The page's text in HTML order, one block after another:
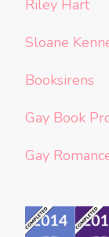
Riley Hart
Sloane
Booksirens
Gay Book
Gay